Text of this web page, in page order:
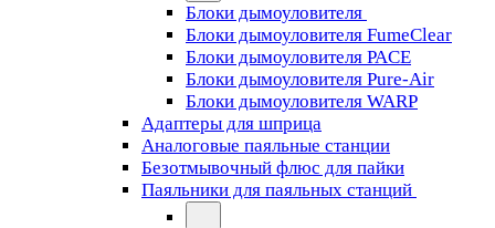
Блоки дымоуловителя
Блоки дымоуловителя FumeClear
Блоки дымоуловителя PACE
Блоки дымоуловителя Pure-Air
Блоки дымоуловителя WARP
Адаптеры для шприца
Аналоговые паяльные станции
Безотмывочный флюс для пайки
Паяльники для паяльных станций